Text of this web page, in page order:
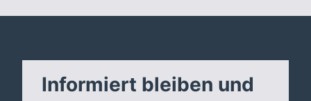
Informiert bleiben und